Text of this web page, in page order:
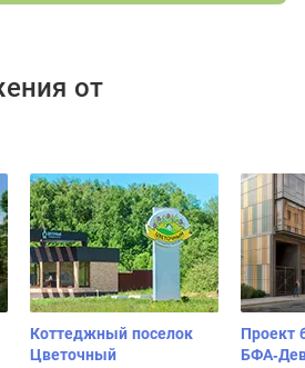
от
Коттеджный поселок
Цветочный
Проект
БФА-